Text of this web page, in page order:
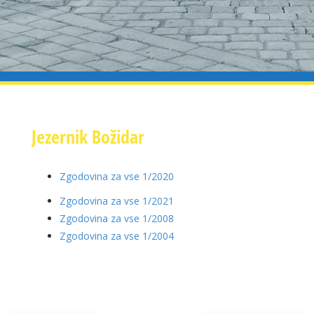
Jezernik Božidar
Zgodovina za vse 1/2020
Zgodovina za vse 1/2021
Zgodovina za vse 1/2008
Zgodovina za vse 1/2004